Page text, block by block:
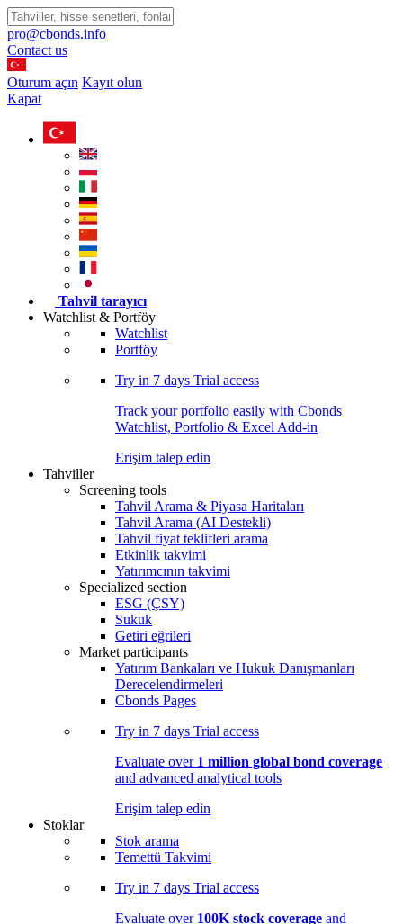
pro@cbonds.info
Contact us
Oturum açın Kayıt olun
Kapat
Tahvil tarayıcı
Watchlist & Portföy
Watchlist
Portföy
Try in 7 days Trial access
Track your portfolio easily with Cbonds
Watchlist, Portfolio & Excel Add-in
Erişim talep edin
Tahviller
Screening tools
Tahvil Arama & Piyasa Haritaları
Tahvil Arama (AI Destekli)
Tahvil fiyat teklifleri arama
Etkinlik takvimi
Yatırımcının takvimi
Specialized section
ESG (ÇSY)
Sukuk
Getiri eğrileri
Market participants
Yatırım Bankaları ve Hukuk Danışmanları
Derecelendirmeleri
Cbonds Pages
Try in 7 days Trial access
Evaluate over 1 million global bond coverage
and advanced analytical tools
Erişim talep edin
Stoklar
Stok arama
Temettü Takvimi
Try in 7 days Trial access
Evaluate over 100K stock coverage and